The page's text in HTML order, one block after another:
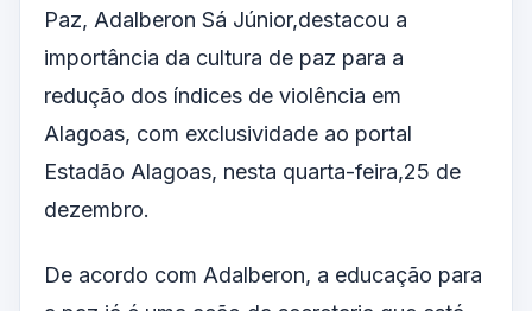
Paz, Adalberon Sá Júnior,destacou a
importância da cultura de paz para a
redução dos índices de violência em
Alagoas, com exclusividade ao portal
Estadão Alagoas, nesta quarta-feira,25 de
dezembro.
De acordo com Adalberon, a educação para